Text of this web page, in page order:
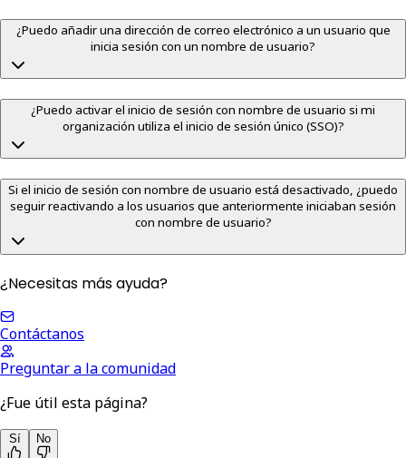
¿Puedo añadir una dirección de correo electrónico a un usuario que
inicia sesión con un nombre de usuario?
¿Puedo activar el inicio de sesión con nombre de usuario si mi
organización utiliza el inicio de sesión único (SSO)?
Si el inicio de sesión con nombre de usuario está desactivado, ¿puedo
seguir reactivando a los usuarios que anteriormente iniciaban sesión
con nombre de usuario?
¿Necesitas más ayuda?
Contáctanos
Preguntar a la comunidad
¿Fue útil esta página?
Sí No